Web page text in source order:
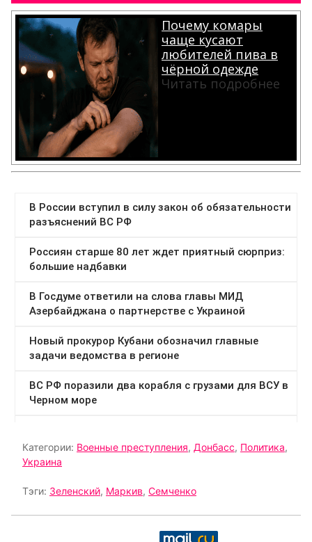
Почему комары
чаще кусают
любителей пива в
чёрной одежде
Читать подробнее
Категории: Военные преступления, Донбасс, Политика,
Украина
Тэги: Зеленский, Маркив, Семченко